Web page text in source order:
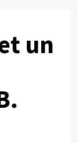
un